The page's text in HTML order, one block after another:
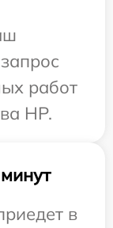
работ
HP.
в